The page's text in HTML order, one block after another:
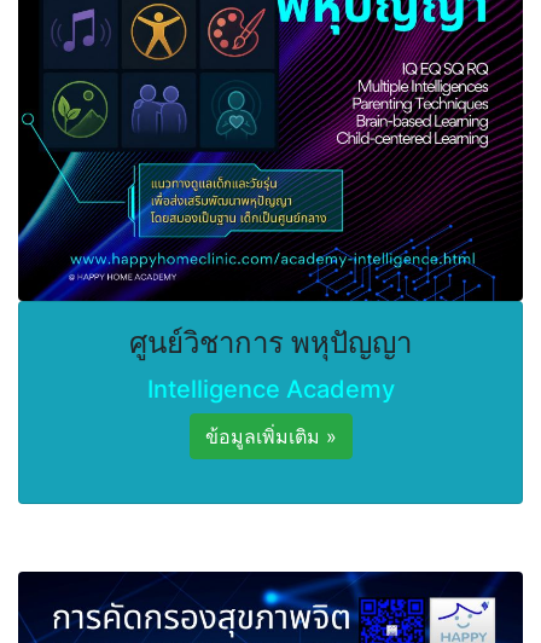
ศูนย์วิชาการ พหุปัญญา
Intelligence Academy
ข้อมูลเพิ่มเติม »